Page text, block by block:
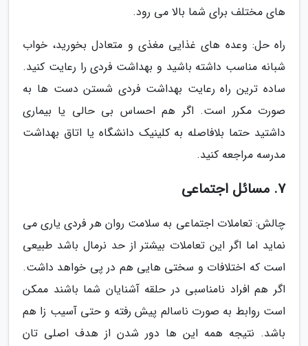
های مختلف برای شما بالا می رود.
راه حل: وعده های غذایی مغذی و متعادل بخورید، خواب
شبانه مناسب داشته باشید و بهداشت فردی را رعایت کنید.
ساده ترین راه رعایت بهداشت فردی شستن دست ها به
صورت مکرر است. اگر هم احساس بی حالی یا بیماری
داشتید حتما بلافاصله به کلینیک دانشگاه یا اتاق بهداشت
مدرسه مراجعه کنید.
7. مسائل اجتماعی
چالش: تعاملات اجتماعی به سلامت روان هر فردی یاری می
نماید اما اگر این تعاملات بیشتر از حد نرمال باشد طبیعی
است که اختلافات و سختی هایی هم در پی خواهد داشت.
اگر هم افراد نامناسبی در حلقه آشنایان شما باشند ممکن
است روابط به صورت ناسالم پیش رفته و حتی آسیب زا هم
باشد. نتیجه همه این ها دور شدن از هدف اصلی تان